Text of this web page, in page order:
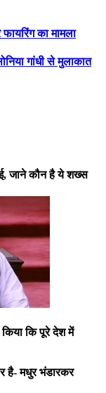
का मामला
गांधी से मुलाकात
जाने कौन है ये शख्स
कि पूरे देश में
है- मधुर भंडारकर